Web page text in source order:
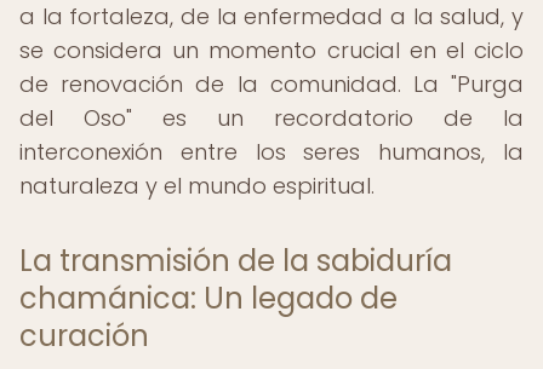
a la fortaleza, de la enfermedad a la salud, y
se considera un momento crucial en el ciclo
de renovación de la comunidad. La "Purga
del Oso" es un recordatorio de la
interconexión entre los seres humanos, la
naturaleza y el mundo espiritual.
La transmisión de la sabiduría
chamánica: Un legado de
curación